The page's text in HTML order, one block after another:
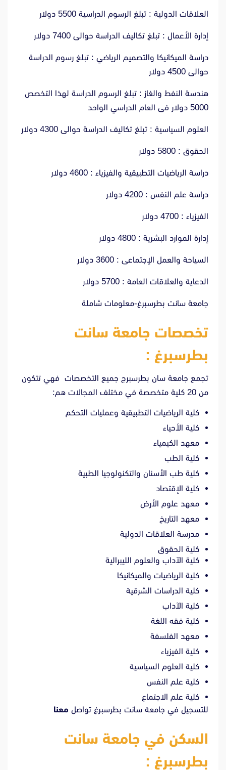
العلاقات الدولية : تبلغ الرسوم الدراسية 5500 دولار
إدارة الأعمال : تبلغ تكاليف الدراسة حوالى 7400 دولار
دراسة الميكانيكا والتصميم الرياضي : تبلغ رسوم الدراسة
حوالى 4500 دولار
هندسة النفط والغاز : تبلغ الرسوم الدراسة لهذا التخصص
5000 دولار فى العام الدراسي الواحد
العلوم السياسية : تبلغ تكاليف الدراسة حوالى 4300 دولار
الحقوق : 5800 دولار
دراسة الرياضيات التطبيقية والفيزياء : 4600 دولار
دراسة علم النفس : 4200 دولار
الفيزياء : 4700 دولار
إدارة الموارد البشرية : 4800 دولار
السياحة والعمل الإجتماعى : 3600 دولار
الدعاية والعلاقات العامة : 5700 دولار
جامعة سانت بطرسبرغ-معلومات شاملة
تخصصات جامعة سانت
بطرسبرغ :
تجمع جامعة سان بطرسبرج جميع التخصصات فهي تتكون
من 20 كلية متخصصة في مختلف المجالات هم:
كلية الرياضيات التطبيقية وعمليات التحكم
كلية الأحياء
معهد الكيمياء
كلية الطب
كلية طب الأسنان والتكنولوجيا الطبية
كلية الإقتصاد
معهد علوم الأرض
معهد التاريخ
مدرسة العلاقات الدولية
كلية الحقوق
كلية الآداب والعلوم الليبرالية
كلية الرياضيات والميكانيكا
كلية الدراسات الشرقية
كلية الآداب
كلية فقه اللغة
معهد الفلسفة
كلية الفيزياء
كلية العلوم السياسية
كلية علم النفس
كلية علم الاجتماع
للتسجيل في جامعة سانت بطرسبرغ تواصل معنا
السكن في جامعة سانت
بطرسبرغ :